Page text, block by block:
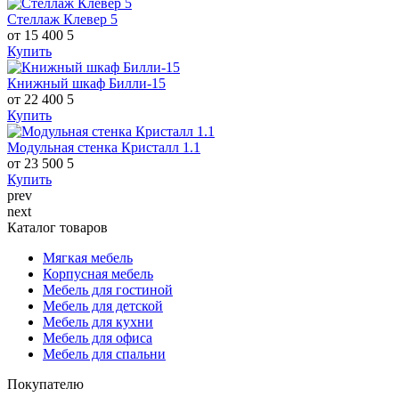
Стеллаж Клевер 5
от 15 400 5
Купить
Книжный шкаф Билли-15
от 22 400 5
Купить
Модульная стенка Кристалл 1.1
от 23 500 5
Купить
prev
next
Каталог товаров
Мягкая мебель
Корпусная мебель
Мебель для гостиной
Мебель для детской
Мебель для кухни
Мебель для офиса
Мебель для спальни
Покупателю